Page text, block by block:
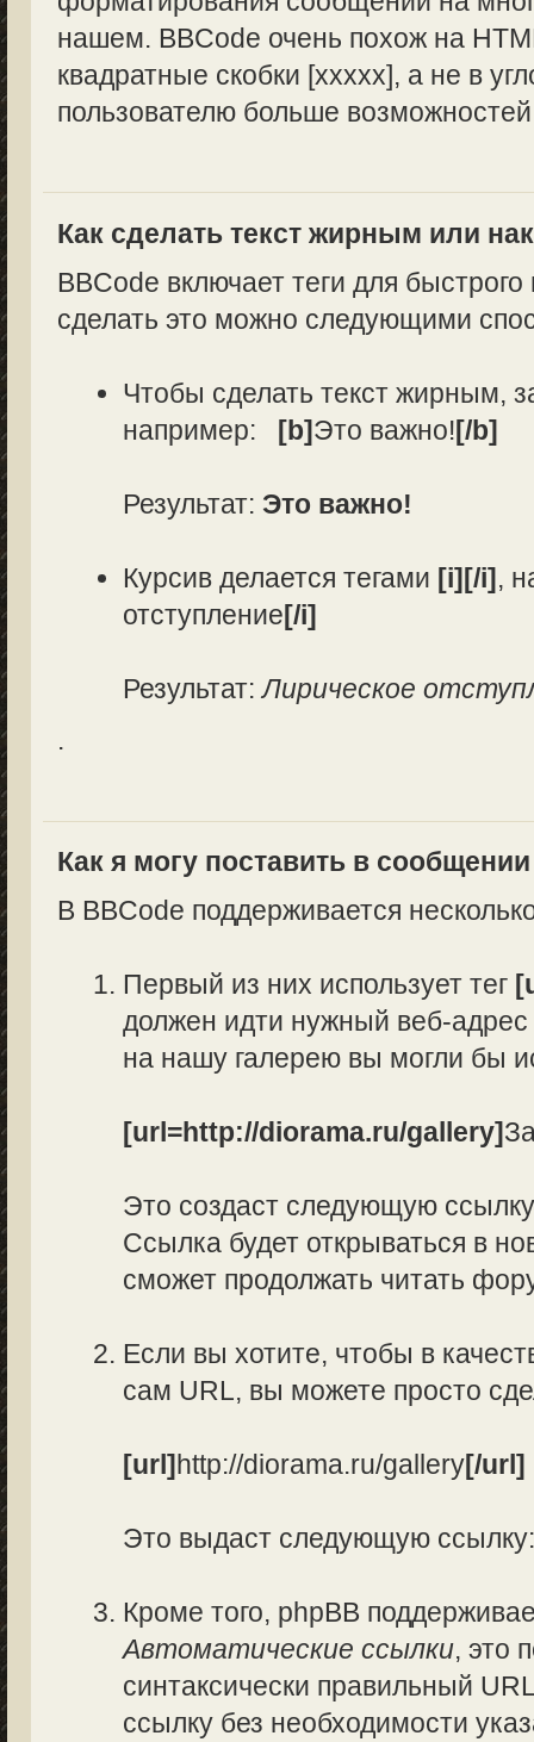
нашем. BBCode очень похож на
квадратные скобки [xxxxx], а не в
пользователю больше
Как сделать текст жирным или
BBCode включает теги для
сделать это можно следующими
Чтобы сделать текст жирным,
например: [b]Это важно![/b]
Результат: Это важно!
Курсив делается тегами [i][/i],
отступление[/i]
Результат:Лирическое
.
Как я могу поставить в
В BBCode поддерживается
Первый из них использует тег
должен идти нужный веб-
на нашу галерею вы могли бы
[url=http://diorama.ru/gallery]
Это создаст следующую
Ссылка будет открываться в
сможет продолжать читать
Если вы хотите, чтобы в
сам URL, вы можете просто
[url]http://diorama.ru/gallery[/url]
Это выдаст следующую
Кроме того, phpBB
Автоматические ссылки, это
синтаксически правильный
ссылку без необходимости